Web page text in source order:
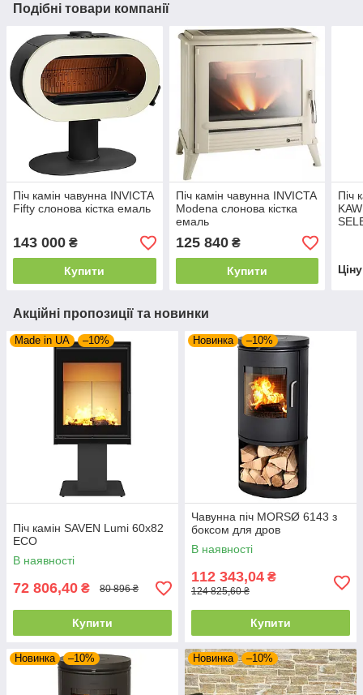
Подібні товари компанії
Піч камін чавунна INVICTA
Fifty слонова кістка емаль
143 000 ₴
Купити
Піч камін чавунна INVICTA
Modena слонова кістка
емаль
125 840₴
Купити
Піч
Акційні пропозиції та новинки
Made in UA –10%
Піч камін SAVEN Lumi 60х82
ECO
В наявності
72 806,40 ₴ 80 896 ₴
Купити
Новинка –10%
Чавунна піч MORSØ 6143 з
боксом для дров
В наявності
112 343,04 ₴
124 825,60 ₴
Купити
Новинка –10% Новинка –10%